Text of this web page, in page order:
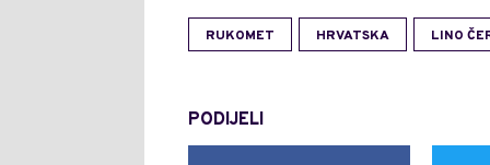
RUKOMET HRVATSKA LINO
PODIJELI